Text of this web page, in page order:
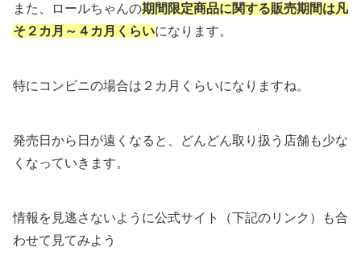
また、ロールちゃんの期間限定商品に関する販売期間は凡
そ２カ月～４カ月くらいになります。
特にコンビニの場合は２カ月くらいになりますね。
発売日から日が遠くなると、どんどん取り扱う店舗も少な
くなっていきます。
情報を見逃さないように公式サイト（下記のリンク）も合
わせて見てみよう